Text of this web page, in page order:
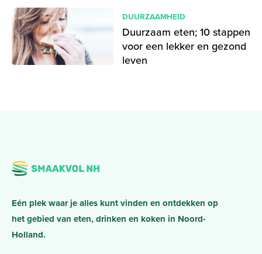
DUURZAAMHEID
Duurzaam eten; 10 stappen
voor een lekker en gezond
leven
Eén plek waar je alles kunt vinden en ontdekken op
het gebied van eten, drinken en koken in Noord-
Holland.